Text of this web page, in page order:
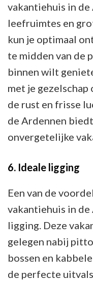
vakantiehuis in
leefruimtes en
kun je optimaal
te midden van de
binnen wilt
met je
de rust en frisse
de Ardennen
onvergetelijke
6. Ideale ligging
Een van de
vakantiehuis in
ligging. Deze
gelegen nabij
bossen en
de perfecte